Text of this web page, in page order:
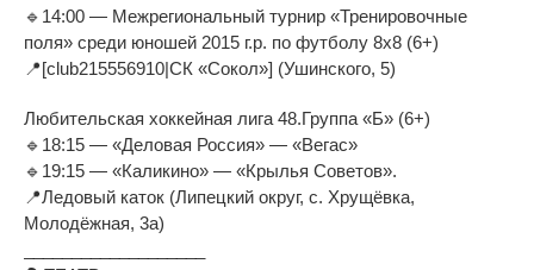
🔹14:00 — Межрегиональный турнир «Тренировочные
поля» среди юношей 2015 г.р. по футболу 8х8 (6+)
📍[club215556910|СК «Сокол»] (Ушинского, 5)
Любительская хоккейная лига 48.Группа «Б» (6+)
🔹18:15 — «Деловая Россия» — «Вегас»
🔹19:15 — «Каликино» — «Крылья Советов».
📍Ледовый каток (Липецкий округ, с. Хрущёвка,
Молодёжная, 3а)